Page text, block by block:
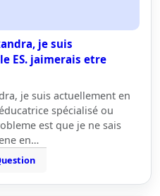
je suis
ES. jaimerais etre
je suis actuellement en
spécialisé ou
est que je ne sais
en…